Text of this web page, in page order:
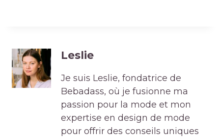
Leslie
Je suis Leslie, fondatrice de
Bebadass, où je fusionne ma
passion pour la mode et mon
expertise en design de mode
pour offrir des conseils uniques